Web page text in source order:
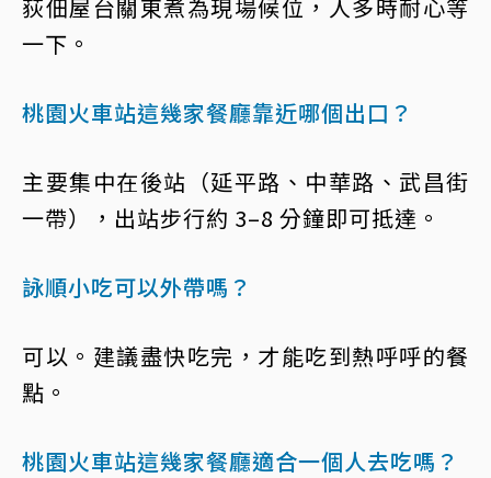
荻佃屋台關東煮為現場候位，人多時耐心等
一下。
桃園火車站這幾家餐廳靠近哪個出口？
主要集中在後站（延平路、中華路、武昌街
一帶），出站步行約 3–8 分鐘即可抵達。
詠順小吃可以外帶嗎？
可以。建議盡快吃完，才能吃到熱呼呼的餐
點。
桃園火車站這幾家餐廳適合一個人去吃嗎？